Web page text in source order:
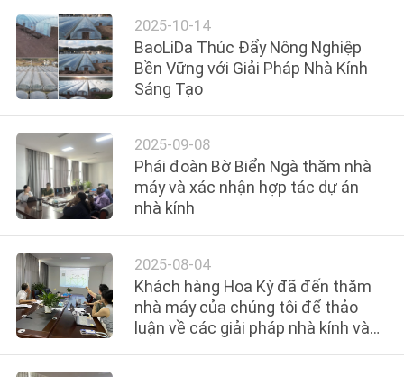
LIÊN
HỆ
CHÚNG
TÔI
TIN
TỨC
SƠ
ĐỒ
TRANG
WEB
2025-10-14
BaoLiDa Thúc Đẩy Nông Nghiệp
Bền Vững với Giải Pháp Nhà Kính
Sáng Tạo
2025-09-08
Phái đoàn Bờ Biển Ngà thăm nhà
máy và xác nhận hợp tác dự án
nhà kính
2025-08-04
Khách hàng Hoa Kỳ đã đến thăm
nhà máy của chúng tôi để thảo
luận về các giải pháp nhà kính và